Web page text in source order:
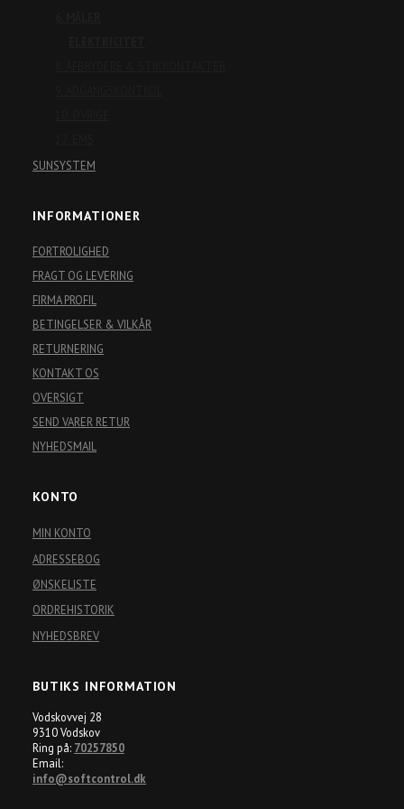
SUNSYSTEM
INFORMATIONER
FORTROLIGHED
FRAGT OG LEVERING
FIRMA PROFIL
BETINGELSER & VILKÅR
RETURNERING
KONTAKT OS
OVERSIGT
SEND VARER RETUR
NYHEDSMAIL
KONTO
MIN KONTO
ADRESSEBOG
ØNSKELISTE
ORDREHISTORIK
NYHEDSBREV
BUTIKS INFORMATION
Vodskovvej 28
9310 Vodskov
Ring på: 70257850
Email:
info@softcontrol.dk